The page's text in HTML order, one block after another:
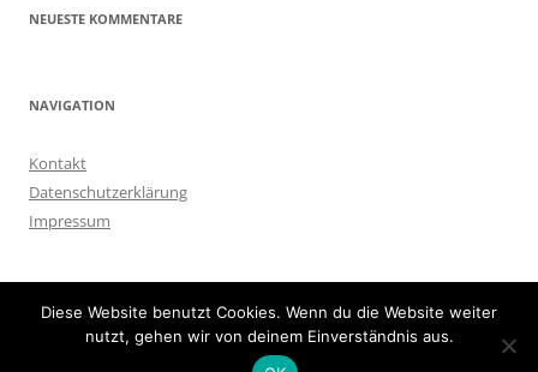
NEUESTE KOMMENTARE
NAVIGATION
Kontakt
Datenschutzerklärung
Impressum
Diese Website benutzt Cookies. Wenn du die Website weiter
nutzt, gehen wir von deinem Einverständnis aus.